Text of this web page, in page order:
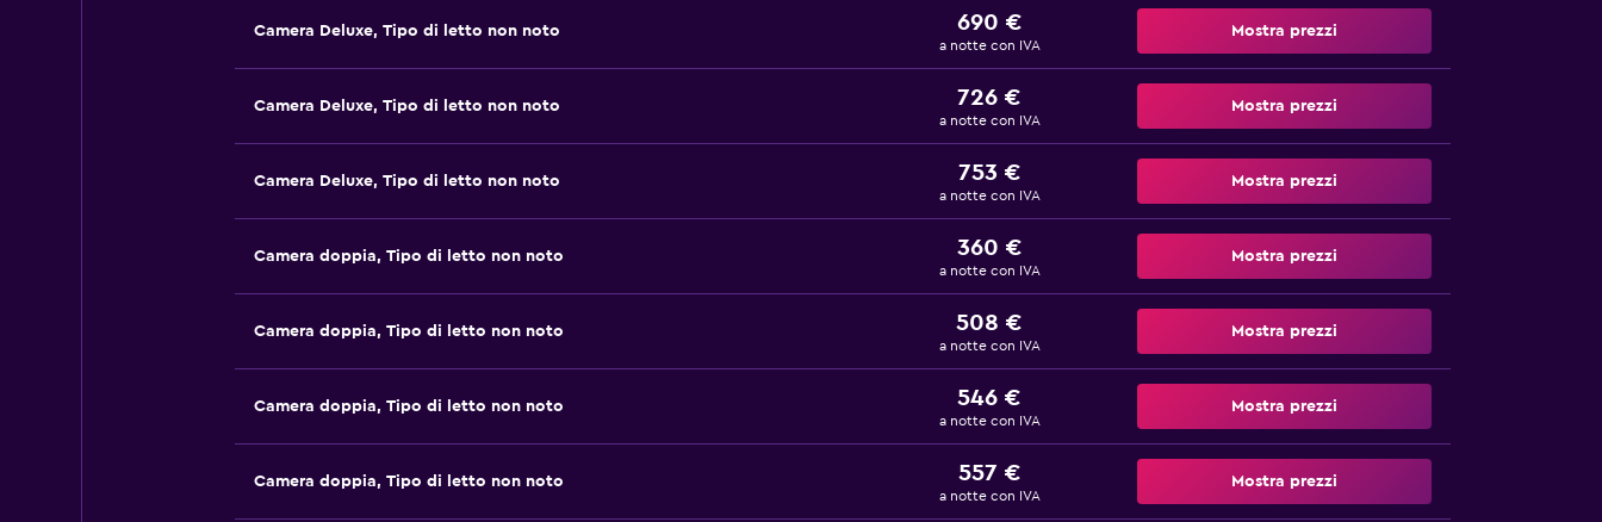
Camera Deluxe, Tipo di letto non noto 690 €
a notte con IVA
Mostra prezzi
Camera Deluxe, Tipo di letto non noto 726 €
a notte con IVA
Mostra prezzi
Camera Deluxe, Tipo di letto non noto 753 €
a notte con IVA
Mostra prezzi
Camera doppia, Tipo di letto non noto 360 €
a notte con IVA
Mostra prezzi
Camera doppia, Tipo di letto non noto 508 €
a notte con IVA
Mostra prezzi
Camera doppia, Tipo di letto non noto 546 €
a notte con IVA
Mostra prezzi
Camera doppia, Tipo di letto non noto 557 €
a notte con IVA
Mostra prezzi